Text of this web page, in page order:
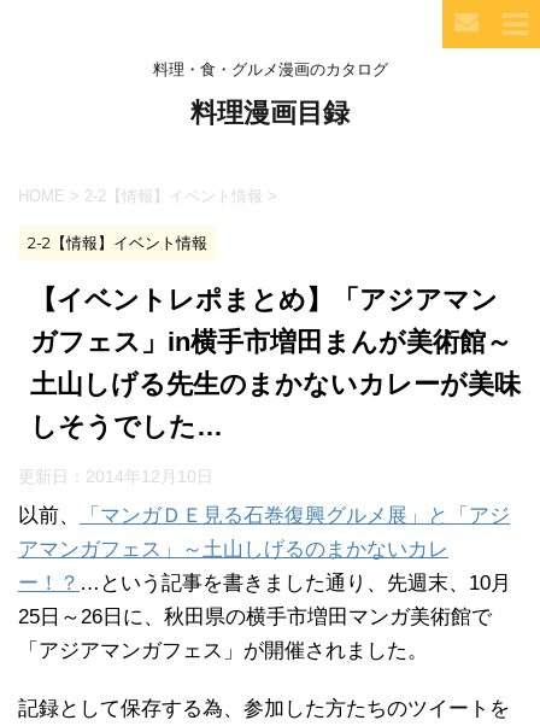
料理・食・グルメ漫画のカタログ
料理漫画目録
HOME > 2-2【情報】イベント情報 >
2-2【情報】イベント情報
【イベントレポまとめ】「アジアマン
ガフェス」in横手市増田まんが美術館～
土山しげる先生のまかないカレーが美味
しそうでした…
更新日： 2014年12月10日
以前、
「マンガＤＥ見る石巻復興グルメ展」と「アジ
アマンガフェス」～土山しげるのまかないカレ
ー！？ …という記事を書きました通り、先週末、10月
25日～26日に、秋田県の横手市増田マンガ美術館で
「アジアマンガフェス」が開催されました。
記録として保存する為、参加した方たちのツイートを